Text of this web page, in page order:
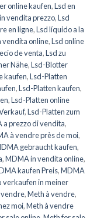
online kaufen,Lsd en
vendita prezzo,Lsd
en ligne,Lsd líquido a la
vendita online,Lsd online
de venta,Lsd zu
Nähe,Lsd-Blotter
kaufen,Lsd-Platten
,Lsd-Platten kaufen,
,Lsd-Platten online
,Lsd-Platten zum
a prezzo di vendita,
à vendre près de moi,
gebraucht kaufen,
,MDMA in vendita online,
kaufen Preis,MDMA
verkaufen in meiner
,Meth à vendre,
moi,Meth à vendre